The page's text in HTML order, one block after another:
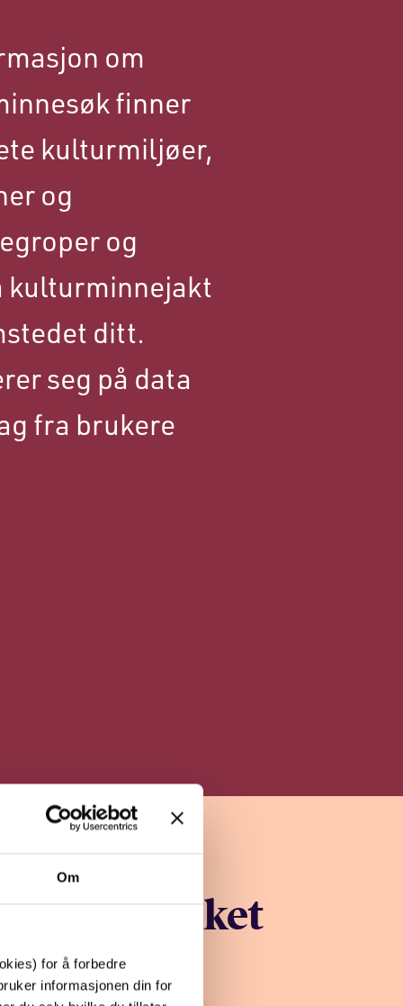
Om
for å forbedre
informasjonen din for
om
finner
kulturmiljøer,
og
og
kulturminnejakt
ditt.
seg på data
fra brukere